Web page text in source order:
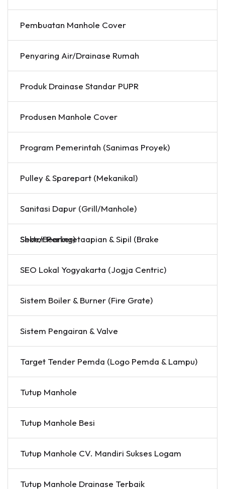
Pembuatan Manhole Cover
Penyaring Air/Drainase Rumah
Produk Drainase Standar PUPR
Produsen Manhole Cover
Program Pemerintah (Sanimas Proyek)
Pulley & Sparepart (Mekanikal)
Sanitasi Dapur (Grill/Manhole)
Sektor Perkeretaapian & Sipil (Brake Shoe/Bearing)
SEO Lokal Yogyakarta (Jogja Centric)
Sistem Boiler & Burner (Fire Grate)
Sistem Pengairan & Valve
Target Tender Pemda (Logo Pemda & Lampu)
Tutup Manhole
Tutup Manhole Besi
Tutup Manhole CV. Mandiri Sukses Logam
Tutup Manhole Drainase Terbaik